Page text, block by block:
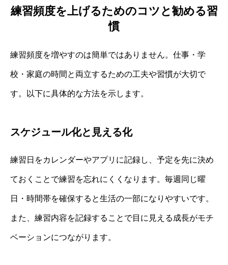
練習頻度を上げるためのコツと勧める習
慣
練習頻度を増やすのは簡単ではありません。仕事・学
校・家庭の時間と両立するための工夫や習慣が大切で
す。以下に具体的な方法を示します。
スケジュール化と見える化
練習日をカレンダーやアプリに記録し、予定を先に決め
ておくことで練習を忘れにくくなります。毎週同じ曜
日・時間帯を確保すると生活の一部になりやすいです。
また、練習内容を記録することで目に見える成長がモチ
ベーションにつながります。